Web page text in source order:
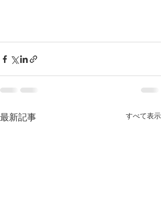
最新記事 すべて表示